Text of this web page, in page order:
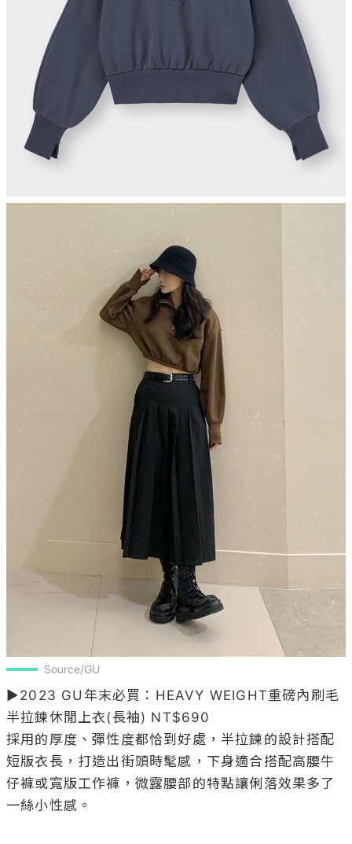
Source/GU
▶2023 GU年末必買：HEAVY WEIGHT重磅內刷毛
半拉鍊休閒上衣(長袖) NT$690
採用的厚度、彈性度都恰到好處，半拉鍊的設計搭配
短版衣長，打造出街頭時髦感，下身適合搭配高腰牛
仔褲或寬版工作褲，微露腰部的特點讓俐落效果多了
一絲小性感。